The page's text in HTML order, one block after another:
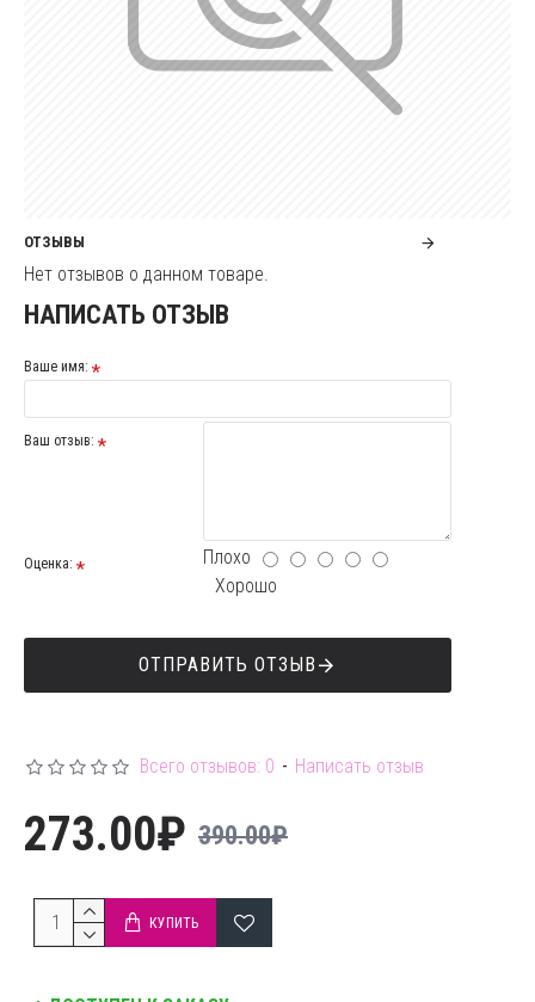
ОТЗЫВЫ
Нет отзывов о данном товаре.
НАПИСАТЬ ОТЗЫВ
Ваше имя:
Ваш отзыв:
Оценка:
Плохо
Хорошо
ОТПРАВИТЬ ОТЗЫВ
Всего отзывов: 0 - Написать отзыв
273.00₽ 390.00₽
КУПИТЬ